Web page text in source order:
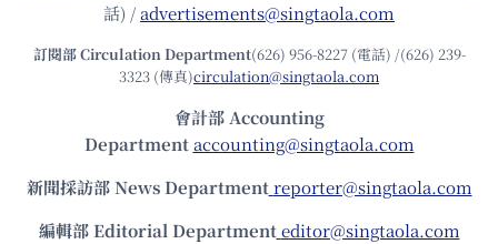
話) /advertisements@singtaola.com
訂閱部 Circulation Department(626) 956-8227 (電話) /(626) 239-
3323 (傳真)circulation@singtaola.com
會計部 Accounting
Department accounting@singtaola.com
新聞採訪部 News Department reporter@singtaola.com
編輯部 Editorial Department editor@singtaola.com